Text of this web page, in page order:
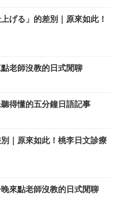
げる」的差別｜原來如此！
老師沒教的日式閒聊
得懂的五分鐘日語記事
｜原來如此！桃李日文診療
來點老師沒教的日式閒聊